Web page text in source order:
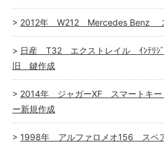
2012年 W212 Mercedes Benz
日産 T32 エクストレイル ｲﾝﾃﾘｼ
旧 鍵作成
2014年 ジャガーXF スマートキ
ー新規作成
1998年 アルファロメオ156 スペ